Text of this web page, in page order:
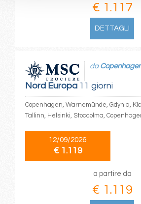
€ 1.117
DETTAGLI
Nord Europa11 giorni
da
Copenhagen, Warnemünde, Gdynia,
Tallinn, Helsinki, Stoccolma,
12/09/2026
€ 1.119
a partire da
€ 1.119